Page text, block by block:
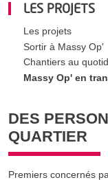
LES PROJETS
Les projets
Sortir à Massy Op'
Chantiers au
Massy Op' en
DES
QUARTIER
Premiers concernés